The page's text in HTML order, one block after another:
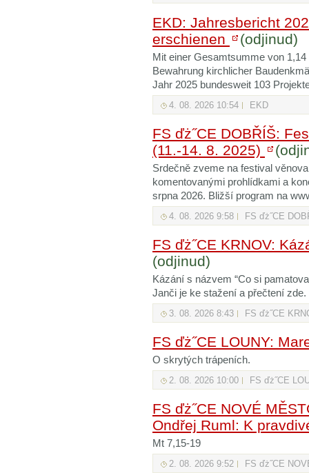
EKD: Jahresbericht
erschienen
(odjinud)
Mit einer Gesamtsumme von
Bewahrung kirchlicher
Jahr 2025 bundesweit 103
4. 08. 2026 10:54 EKD
FS ďż˝CE DOBŘÍŠ:
(11.-14. 8. 2025)
Srdečně zveme na festival
komentovanými prohlídkami a
srpna 2026. Bližší program na
4. 08. 2026 9:58 FS ďż˝CE
FS ďż˝CE KRNOV:
(odjinud)
Kázání s názvem “Co si
Janči je ke stažení a přečtení zde.
3. 08. 2026 8:43 FS ďż˝CE
FS ďż˝CE LOUNY:
O skrytých trápeních.
2. 08. 2026 10:00 FS ďż˝CE
FS ďż˝CE NOVÉ
Ondřej Ruml: K
Mt 7,15-19
2. 08. 2026 9:52 FS ďż˝CE